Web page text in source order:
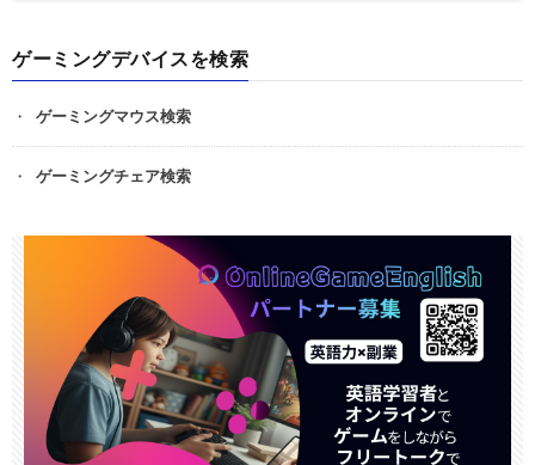
ゲーミングデバイスを検索
ゲーミングマウス検索
ゲーミングチェア検索